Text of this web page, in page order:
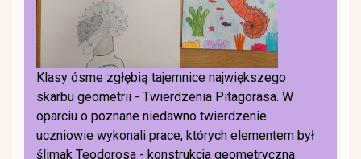
Klasy ósme zgłębią tajemnice największego
skarbu geometrii - Twierdzenia Pitagorasa. W
oparciu o poznane niedawno twierdzenie
uczniowie wykonali prace, których elementem był
ślimak Teodorosa - konstrukcja geometryczna